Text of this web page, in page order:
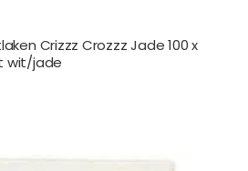
Crizzz Crozzz Jade 100 x
wit/jade